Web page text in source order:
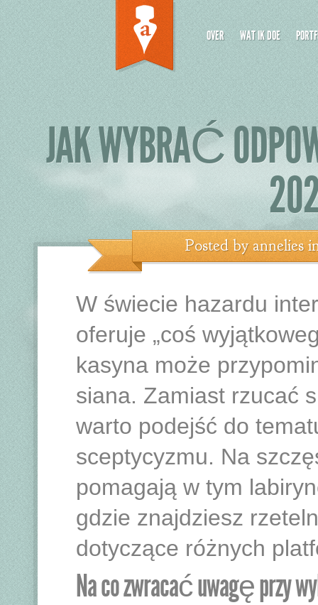
OVER WAT IK DOE
JAK WYBRAĆ
Posted byannelies
W świecie hazardu
oferuje „coś
kasyna może
siana. Zamiast rzucać
warto podejść do
sceptycyzmu. Na
pomagają w tym
gdzie znajdziesz
dotyczące różnych
Na co zwracać uwagę przy